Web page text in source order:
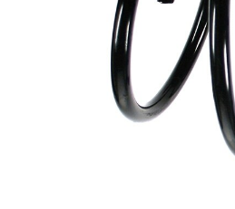
průměrem
Vnější
průměr
164 mm
Průměr
drátu
13,50 mm